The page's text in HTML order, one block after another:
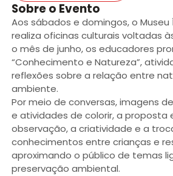
Sobre o Evento
Aos sábados e domingos, o Museu
realiza oficinas culturais voltadas
o mês de junho, os educadores
“Conhecimento e Natureza”,
reflexões sobre a relação entre
ambiente.
Por meio de conversas, imagens
e atividades de colorir, a proposta
observação, a criatividade e a
conhecimentos entre crianças e
aproximando o público de temas
preservação ambiental.